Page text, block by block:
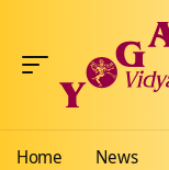
Home News